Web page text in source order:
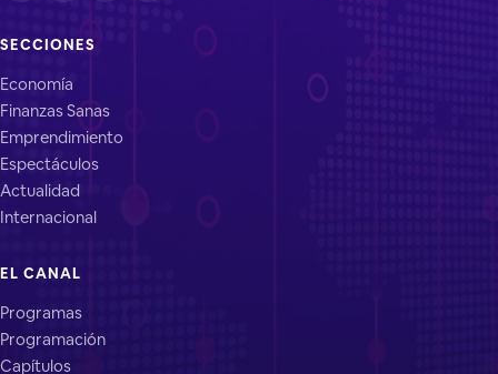
SECCIONES
Economía
Finanzas Sanas
Emprendimiento
Espectáculos
Actualidad
Internacional
EL CANAL
Programas
Programación
Capítulos